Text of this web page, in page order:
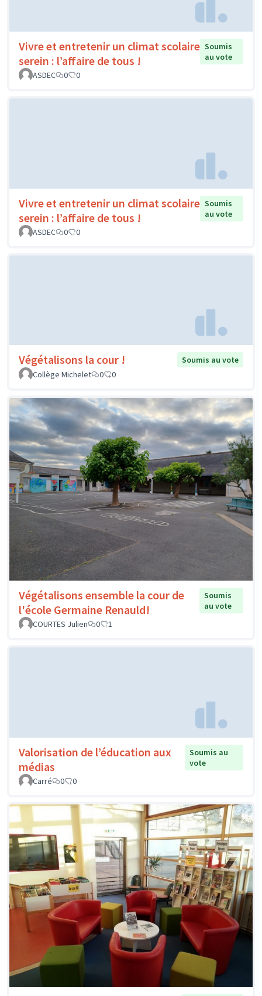
Vivre et entretenir un climat scolaire
serein : l’affaire de tous !
Soumis
au vote
ASDEC
0 0
Vivre et entretenir un climat scolaire
serein : l’affaire de tous !
Soumis
au vote
ASDEC
0 0
Végétalisons la cour !
Soumis au vote
Collège Michelet
0 0
Végétalisons ensemble la cour de
l'école Germaine Renauld!
Soumis
au vote
COURTES Julien
0 1
Valorisation de l’éducation aux
médias
Soumis au
vote
Carré
0 0